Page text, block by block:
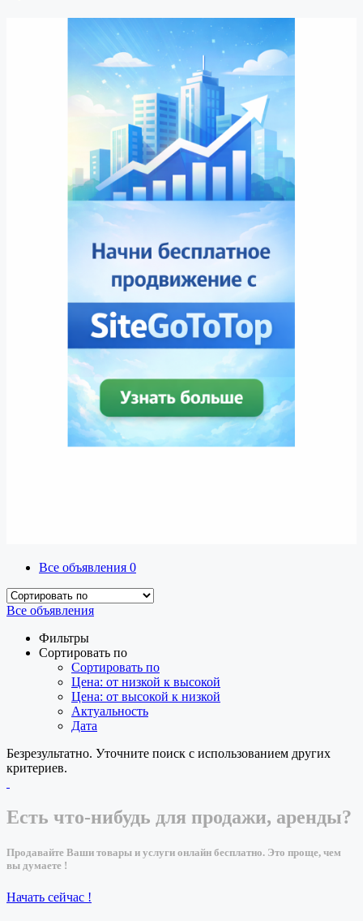
Все объявления 0
Все объявления
Фильтры
Сортировать по
Сортировать по
Цена: от низкой к высокой
Цена: от высокой к низкой
Актуальность
Дата
Безрезультатно. Уточните поиск с использованием других
критериев.
Есть что-нибудь для продажи, аренды?
Продавайте Ваши товары и услуги онлайн бесплатно. Это проще, чем
вы думаете !
Начать сейчас !